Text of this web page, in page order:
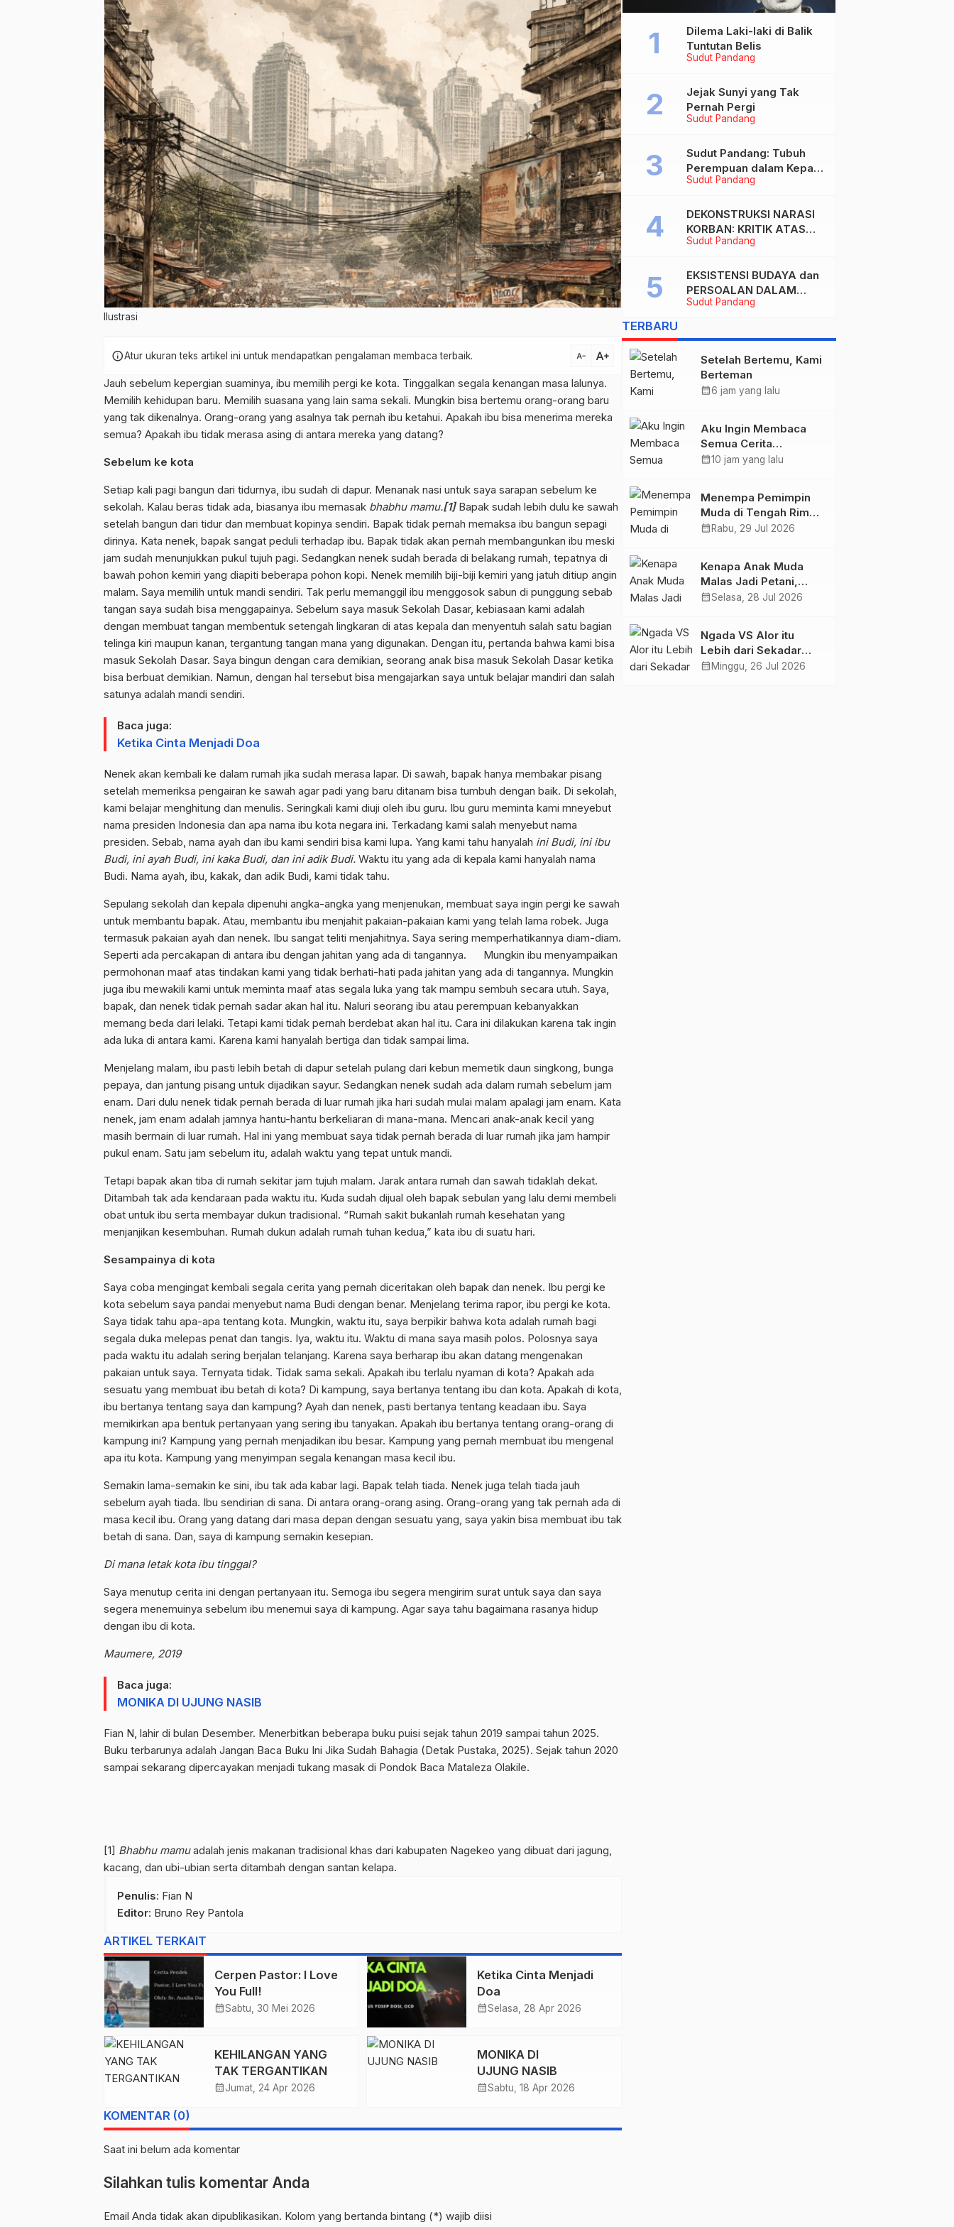
Ilustrasi
infoAtur ukuran teks artikel ini untuk mendapatkan pengalaman membaca terbaik. text_decrease text_increase
Jauh sebelum kepergian suaminya, ibu memilih pergi ke kota. Tinggalkan segala kenangan masa lalunya.
Memilih kehidupan baru. Memilih suasana yang lain sama sekali. Mungkin bisa bertemu orang-orang baru
yang tak dikenalnya. Orang-orang yang asalnya tak pernah ibu ketahui. Apakah ibu bisa menerima mereka
semua? Apakah ibu tidak merasa asing di antara mereka yang datang?
Sebelum ke kota
Setiap kali pagi bangun dari tidurnya, ibu sudah di dapur. Menanak nasi untuk saya sarapan sebelum ke
sekolah. Kalau beras tidak ada, biasanya ibu memasak bhabhu mamu.[1]Bapak sudah lebih dulu ke sawah
setelah bangun dari tidur dan membuat kopinya sendiri. Bapak tidak pernah memaksa ibu bangun sepagi
dirinya. Kata nenek, bapak sangat peduli terhadap ibu. Bapak tidak akan pernah membangunkan ibu meski
jam sudah menunjukkan pukul tujuh pagi. Sedangkan nenek sudah berada di belakang rumah, tepatnya di
bawah pohon kemiri yang diapiti beberapa pohon kopi. Nenek memilih biji-biji kemiri yang jatuh ditiup angin
malam. Saya memilih untuk mandi sendiri. Tak perlu memanggil ibu menggosok sabun di punggung sebab
tangan saya sudah bisa menggapainya. Sebelum saya masuk Sekolah Dasar, kebiasaan kami adalah
dengan membuat tangan membentuk setengah lingkaran di atas kepala dan menyentuh salah satu bagian
telinga kiri maupun kanan, tergantung tangan mana yang digunakan. Dengan itu, pertanda bahwa kami bisa
masuk Sekolah Dasar. Saya bingun dengan cara demikian, seorang anak bisa masuk Sekolah Dasar ketika
bisa berbuat demikian. Namun, dengan hal tersebut bisa mengajarkan saya untuk belajar mandiri dan salah
satunya adalah mandi sendiri.
Baca juga:
Ketika Cinta Menjadi Doa
Nenek akan kembali ke dalam rumah jika sudah merasa lapar. Di sawah, bapak hanya membakar pisang
setelah memeriksa pengairan ke sawah agar padi yang baru ditanam bisa tumbuh dengan baik. Di sekolah,
kami belajar menghitung dan menulis. Seringkali kami diuji oleh ibu guru. Ibu guru meminta kami mneyebut
nama presiden Indonesia dan apa nama ibu kota negara ini. Terkadang kami salah menyebut nama
presiden. Sebab, nama ayah dan ibu kami sendiri bisa kami lupa. Yang kami tahu hanyalah ini Budi, ini ibu
Budi, ini ayah Budi, ini kaka Budi, dan ini adik Budi. Waktu itu yang ada di kepala kami hanyalah nama
Budi. Nama ayah, ibu, kakak, dan adik Budi, kami tidak tahu.
Sepulang sekolah dan kepala dipenuhi angka-angka yang menjenukan, membuat saya ingin pergi ke sawah
untuk membantu bapak. Atau, membantu ibu menjahit pakaian-pakaian kami yang telah lama robek. Juga
termasuk pakaian ayah dan nenek. Ibu sangat teliti menjahitnya. Saya sering memperhatikannya diam-diam.
Seperti ada percakapan di antara ibu dengan jahitan yang ada di tangannya. Mungkin ibu menyampaikan
permohonan maaf atas tindakan kami yang tidak berhati-hati pada jahitan yang ada di tangannya. Mungkin
juga ibu mewakili kami untuk meminta maaf atas segala luka yang tak mampu sembuh secara utuh. Saya,
bapak, dan nenek tidak pernah sadar akan hal itu. Naluri seorang ibu atau perempuan kebanyakkan
memang beda dari lelaki. Tetapi kami tidak pernah berdebat akan hal itu. Cara ini dilakukan karena tak ingin
ada luka di antara kami. Karena kami hanyalah bertiga dan tidak sampai lima.
Menjelang malam, ibu pasti lebih betah di dapur setelah pulang dari kebun memetik daun singkong, bunga
pepaya, dan jantung pisang untuk dijadikan sayur. Sedangkan nenek sudah ada dalam rumah sebelum jam
enam. Dari dulu nenek tidak pernah berada di luar rumah jika hari sudah mulai malam apalagi jam enam. Kata
nenek, jam enam adalah jamnya hantu-hantu berkeliaran di mana-mana. Mencari anak-anak kecil yang
masih bermain di luar rumah. Hal ini yang membuat saya tidak pernah berada di luar rumah jika jam hampir
pukul enam. Satu jam sebelum itu, adalah waktu yang tepat untuk mandi.
Tetapi bapak akan tiba di rumah sekitar jam tujuh malam. Jarak antara rumah dan sawah tidaklah dekat.
Ditambah tak ada kendaraan pada waktu itu. Kuda sudah dijual oleh bapak sebulan yang lalu demi membeli
obat untuk ibu serta membayar dukun tradisional. “Rumah sakit bukanlah rumah kesehatan yang
menjanjikan kesembuhan. Rumah dukun adalah rumah tuhan kedua,” kata ibu di suatu hari.
Sesampainya di kota
Saya coba mengingat kembali segala cerita yang pernah diceritakan oleh bapak dan nenek. Ibu pergi ke
kota sebelum saya pandai menyebut nama Budi dengan benar. Menjelang terima rapor, ibu pergi ke kota.
Saya tidak tahu apa-apa tentang kota. Mungkin, waktu itu, saya berpikir bahwa kota adalah rumah bagi
segala duka melepas penat dan tangis. Iya, waktu itu. Waktu di mana saya masih polos. Polosnya saya
pada waktu itu adalah sering berjalan telanjang. Karena saya berharap ibu akan datang mengenakan
pakaian untuk saya. Ternyata tidak. Tidak sama sekali. Apakah ibu terlalu nyaman di kota? Apakah ada
sesuatu yang membuat ibu betah di kota? Di kampung, saya bertanya tentang ibu dan kota. Apakah di kota,
ibu bertanya tentang saya dan kampung? Ayah dan nenek, pasti bertanya tentang keadaan ibu. Saya
memikirkan apa bentuk pertanyaan yang sering ibu tanyakan. Apakah ibu bertanya tentang orang-orang di
kampung ini? Kampung yang pernah menjadikan ibu besar. Kampung yang pernah membuat ibu mengenal
apa itu kota. Kampung yang menyimpan segala kenangan masa kecil ibu.
Semakin lama-semakin ke sini, ibu tak ada kabar lagi. Bapak telah tiada. Nenek juga telah tiada jauh
sebelum ayah tiada. Ibu sendirian di sana. Di antara orang-orang asing. Orang-orang yang tak pernah ada di
masa kecil ibu. Orang yang datang dari masa depan dengan sesuatu yang, saya yakin bisa membuat ibu tak
betah di sana. Dan, saya di kampung semakin kesepian.
Di mana letak kota ibu tinggal?
Saya menutup cerita ini dengan pertanyaan itu. Semoga ibu segera mengirim surat untuk saya dan saya
segera menemuinya sebelum ibu menemui saya di kampung. Agar saya tahu bagaimana rasanya hidup
dengan ibu di kota.
Maumere, 2019
Baca juga:
MONIKA DI UJUNG NASIB
Fian N, lahir di bulan Desember. Menerbitkan beberapa buku puisi sejak tahun 2019 sampai tahun 2025.
Buku terbarunya adalah Jangan Baca Buku Ini Jika Sudah Bahagia (Detak Pustaka, 2025). Sejak tahun 2020
sampai sekarang dipercayakan menjadi tukang masak di Pondok Baca Mataleza Olakile.
[1] Bhabhu mamuadalah jenis makanan tradisional khas dari kabupaten Nagekeo yang dibuat dari jagung,
kacang, dan ubi-ubian serta ditambah dengan santan kelapa.
Penulis: Fian N
Editor: Bruno Rey Pantola
ARTIKEL TERKAIT
Cerpen Pastor: I Love
You Full!
calendar_monthSabtu, 30 Mei 2026
Ketika Cinta Menjadi
Doa
calendar_monthSelasa, 28 Apr 2026
KEHILANGAN YANG
TAK TERGANTIKAN
calendar_monthJumat, 24 Apr 2026
MONIKA DI
UJUNG NASIB
calendar_monthSabtu, 18 Apr 2026
KOMENTAR (0)
Saat ini belum ada komentar
Silahkan tulis komentar Anda
Email Anda tidak akan dipublikasikan. Kolom yang bertanda bintang (*) wajib diisi
Sudut Pandang
Dilema Laki-laki di Balik
Tuntutan Belis
Sudut Pandang
Jejak Sunyi yang Tak
Pernah Pergi
Sudut Pandang
Sudut Pandang: Tubuh
Perempuan dalam Kepala
Laki-laki
Sudut Pandang
DEKONSTRUKSI NARASI
KORBAN: KRITIK ATAS
BIAS MASKULIN DAN
PEREMPUAN DALAM
ARTIKEL “DILEMA LAKI-
LAKI DI BALIK TUNTUTAN
Sudut Pandang
EKSISTENSI BUDAYA dan
PERSOALAN DALAM
DUNIA KONTEMPORER
TERBARU
Setelah Bertemu, Kami
Berteman
calendar_month6 jam yang lalu
Aku Ingin Membaca
Semua Cerita
Tentangmu
calendar_month10 jam yang lalu
Menempa Pemimpin
Muda di Tengah Rimba
Wolobobo
calendar_month Rabu, 29 Jul 2026
Kenapa Anak Muda
Malas Jadi Petani,
Padahal Peluang Dunia
calendar_monthSelasa, 28 Jul 2026
Ngada VS Alor itu
Lebih dari Sekadar
Tiga Poin, Ini Urusan
calendar_month Minggu, 26 Jul 2026